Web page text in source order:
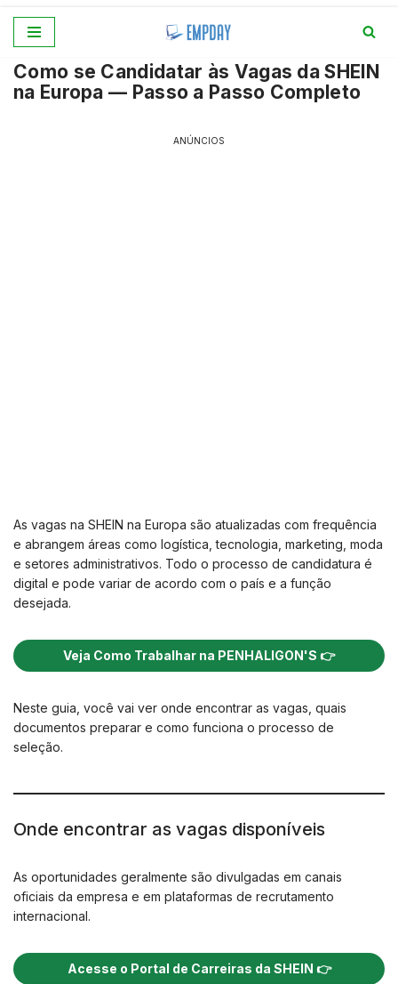
para
o
Como se Candidatar às Vagas da SHEIN
na Europa — Passo a Passo Completo
ANÚNCIOS
As vagas na SHEIN na Europa são atualizadas com frequência
e abrangem áreas como logística, tecnologia, marketing, moda
e setores administrativos. Todo o processo de candidatura é
digital e pode variar de acordo com o país e a função
desejada.
Veja Como Trabalhar na PENHALIGON'S 👉
Neste guia, você vai ver onde encontrar as vagas, quais
documentos preparar e como funciona o processo de
seleção.
Onde encontrar as vagas disponíveis
As oportunidades geralmente são divulgadas em canais
oficiais da empresa e em plataformas de recrutamento
internacional.
Acesse o Portal de Carreiras da SHEIN 👉